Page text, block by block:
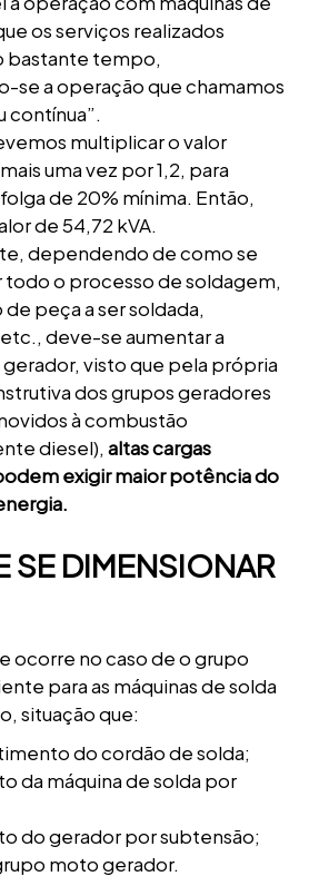
os serviços realizados
bastante tempo,
se a operação que chamamos
contínua”.
multiplicar o valor
uma vez por 1,2, para
de 20% mínima. Então,
de 54,72 kVA.
dependendo de como se
o processo de soldagem,
peça a ser soldada,
deve-se aumentar a
visto que pela própria
dos grupos geradores
à combustão
diesel), altas cargas
exigir maior potência do
SE DIMENSIONAR
ocorre no caso de o grupo
para as máquinas de solda
situação que:
do cordão de solda;
da máquina de solda por
do gerador por subtensão;
moto gerador.